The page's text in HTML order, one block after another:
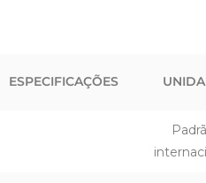
ESPECIFICAÇÕES